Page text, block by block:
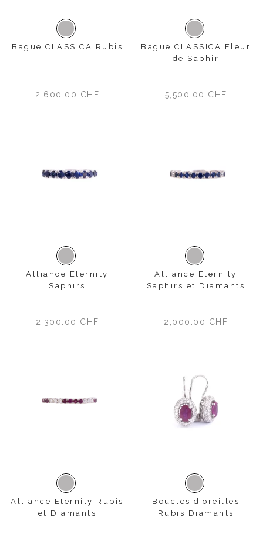
Or blanc
Bague CLASSICA Rubis
2,600.00 CHF
Or blanc
Bague CLASSICA Fleur
de Saphir
5,500.00 CHF
Or blanc
Alliance Eternity
Saphirs
2,300.00 CHF
Or blanc
Alliance Eternity
Saphirs et Diamants
2,000.00 CHF
Or blanc
Alliance Eternity Rubis
et Diamants
Or blanc
Boucles d’oreilles
Rubis Diamants